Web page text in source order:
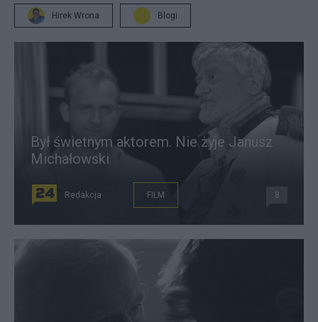
Hirek Wrona Blogi
Był świetnym aktorem. Nie żyje Janusz
Michałowski
Redakcja FILM 8